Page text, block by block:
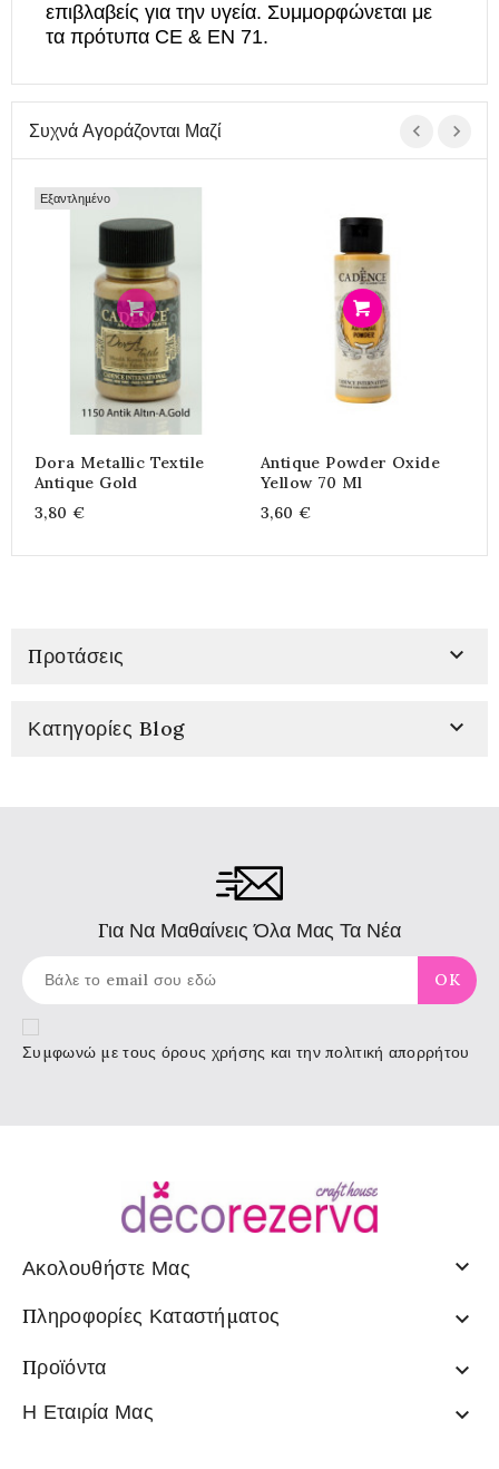
επιβλαβείς για την υγεία. Συμμορφώνεται με
τα πρότυπα CE & EN 71.
Συχνά Αγοράζονται Μαζί
Εξαντλημένο
Dora Metallic Textile
Antique Gold
3,80 €
Antique Powder Oxide
Yellow 70 Ml
3,60 €
Προτάσεις 
Κατηγορίες Blog 
Για Να Μαθαίνεις Όλα Μας Τα Νέα
Συμφωνώ με τους όρους χρήσης και την πολιτική απορρήτου
Ακολουθήστε Μας 
Πληροφορίες Καταστήματος 
Προϊόντα 
Η Εταιρία Μας 